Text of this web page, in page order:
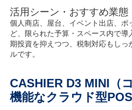
活用シーン・おすすめ業態
個人商店、屋台、イベント出店、ポ
ど、限られた予算・スペース内で導
期投資を抑えつつ、税制対応もしっ
ルです。
CASHIER D3 MINI（
機能なクラウド型POS